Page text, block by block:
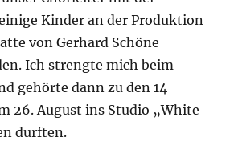
Kinder an der Produktion
von Gerhard Schöne
Ich strengte mich beim
gehörte dann zu den 14
26. August ins Studio „White
durften.